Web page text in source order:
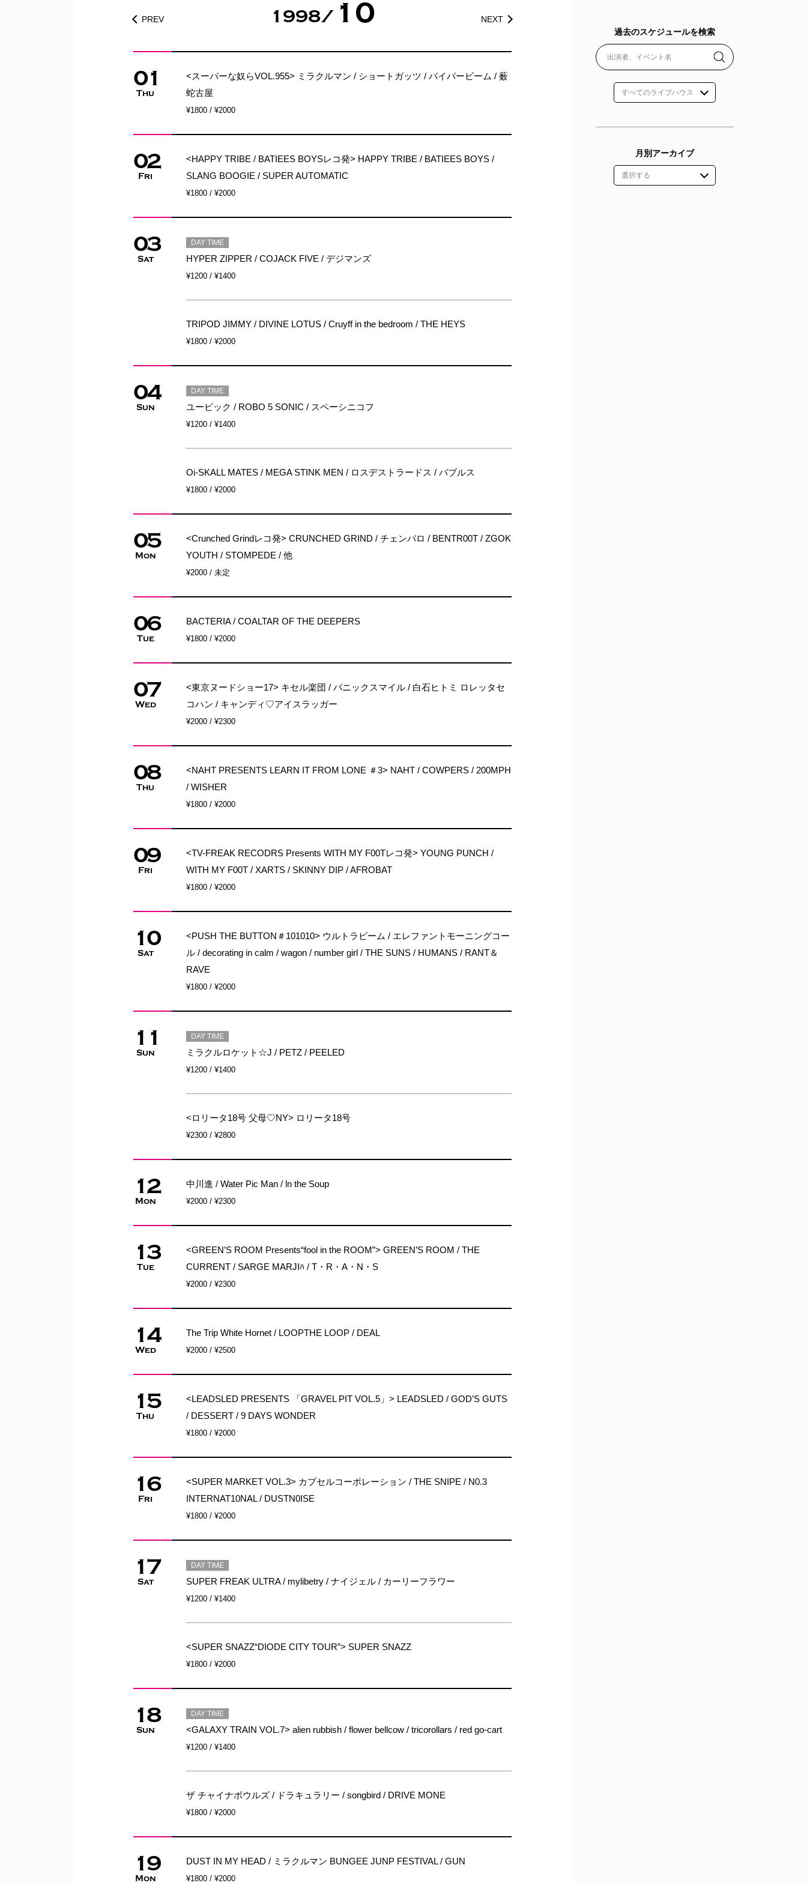
1998/ 10 NEXT
PREV
01
Thu
<スーパーな奴らVOL.955> ミラクルマン / ショートガッツ / バイパービーム / 薮
蛇古屋
¥1800 / ¥2000
02
Fri
<HAPPY TRIBE / BATIEES BOYSレコ発> HAPPY TRIBE / BATIEES BOYS /
SLANG BOOGIE / SUPER AUTOMATIC
¥1800 / ¥2000
03
Sat
DAY TIME
HYPER ZIPPER / COJACK FIVE / デジマンズ
¥1200 / ¥1400
TRIPOD JIMMY / DIVINE LOTUS / Cruyff in the bedroom / THE HEYS
¥1800 / ¥2000
04
Sun
DAY TIME
ユービック / ROBO 5 SONIC / スペーシニコフ
¥1200 / ¥1400
Oi-SKALL MATES / MEGA STINK MEN / ロスデストラードス / バブルス
¥1800 / ¥2000
05
Mon
<Crunched Grindレコ発> CRUNCHED GRIND / チェンバロ / BENTR00T / ZGOK
YOUTH / STOMPEDE / 他
¥2000 / 未定
06
Tue
BACTERIA / COALTAR OF THE DEEPERS
¥1800 / ¥2000
07
Wed
<東京ヌードショー17> キセル楽団 / パニックスマイル / 白石ヒトミ ロレッタセ
コハン / キャンディ♡アイスラッガー
¥2000 / ¥2300
08
Thu
<NAHT PRESENTS LEARN IT FROM LONE ＃3> NAHT / COWPERS / 200MPH
/ WISHER
¥1800 / ¥2000
09
Fri
<TV-FREAK RECODRS Presents WITH MY F00Tレコ発> YOUNG PUNCH /
WITH MY F00T / XARTS / SKINNY DIP / AFROBAT
¥1800 / ¥2000
10
Sat
<PUSH THE BUTTON＃101010> ウルトラビーム / エレファントモーニングコー
ル / decorating in calm / wagon / number girl / THE SUNS / HUMANS / RANT＆
RAVE
¥1800 / ¥2000
11
Sun
DAY TIME
ミラクルロケット☆J / PETZ / PEELED
¥1200 / ¥1400
<ロリータ18号 父母♡NY> ロリータ18号
¥2300 / ¥2800
12
Mon
中川進 / Water Pic Man / ln the Soup
¥2000 / ¥2300
13
Tue
<GREEN’S ROOM Presents“fool in the ROOM”> GREEN’S ROOM / THE
CURRENT / SARGE MARJIﾊ / T・R・A・N・S
¥2000 / ¥2300
14
Wed
The Trip White Hornet / LOOPTHE LOOP / DEAL
¥2000 / ¥2500
15
Thu
<LEADSLED PRESENTS 「GRAVEL PIT VOL.5」> LEADSLED / GOD’S GUTS
/ DESSERT / 9 DAYS WONDER
¥1800 / ¥2000
16
Fri
<SUPER MARKET VOL.3> カプセルコーポレーション / THE SNIPE / N0.3
INTERNAT10NAL / DUSTN0ISE
¥1800 / ¥2000
17
Sat
DAY TIME
SUPER FREAK ULTRA / mylibetry / ナイジェル / カーリーフラワー
¥1200 / ¥1400
<SUPER SNAZZ“DIODE CITY TOUR”> SUPER SNAZZ
¥1800 / ¥2000
18
Sun
DAY TIME
<GALAXY TRAIN VOL.7> alien rubbish / flower bellcow / tricorollars / red go-cart
¥1200 / ¥1400
ザ チャイナボウルズ / ドラキュラリー / songbird / DRIVE MONE
¥1800 / ¥2000
19
Mon
DUST IN MY HEAD / ミラクルマン BUNGEE JUNP FESTIVAL / GUN
¥1800 / ¥2000
過去のスケジュールを検索
月別アーカイブ